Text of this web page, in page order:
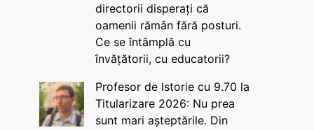
directorii disperați că
oamenii rămân fără posturi.
Ce se întâmplă cu
învățătorii, cu educatorii?
Profesor de Istorie cu 9.70 la
Titularizare 2026: Nu prea
sunt mari așteptările. Din